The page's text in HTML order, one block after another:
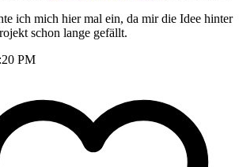
ich mich hier mal ein, da mir die Idee hinter
schon lange gefällt.
PM